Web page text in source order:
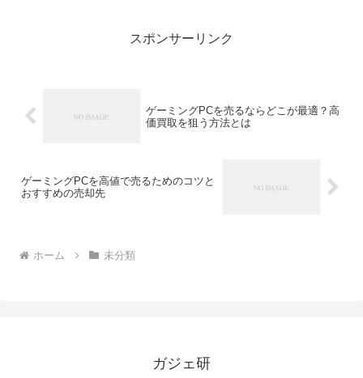
スポンサーリンク
ゲーミングPCを売るならどこが最適？高
価買取を狙う方法とは
ゲーミングPCを高値で売るためのコツと
おすすめの売却先
ホーム 未分類
ガジェ研